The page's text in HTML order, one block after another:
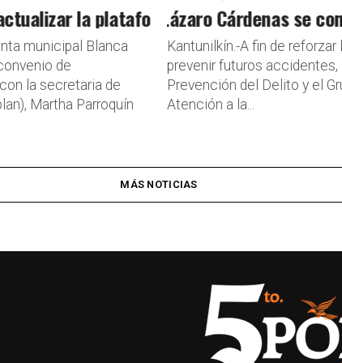
la plataforma catastral de Puerto
municipal Blanca
de
la secretaria de
Martha Parroquín
Gobierno de Lázaro Cárdenas se
Kantunilkín.-A fin de
prevenir futuros accidentes,
Prevención del Delito y el
Atención a la...
MÁS NOTICIAS